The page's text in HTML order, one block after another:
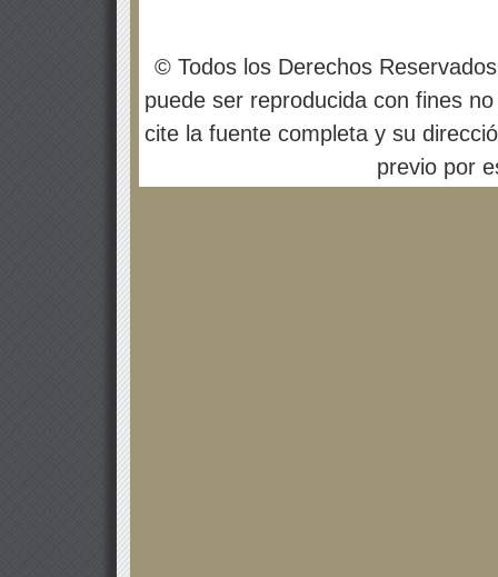
© Todos los Derechos
puede ser reproducida con fines
cite la fuente completa y su
previo por